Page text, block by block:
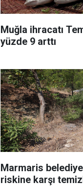
Muğla ihracatı
yüzde 9 arttı
Marmaris
riskine karşı